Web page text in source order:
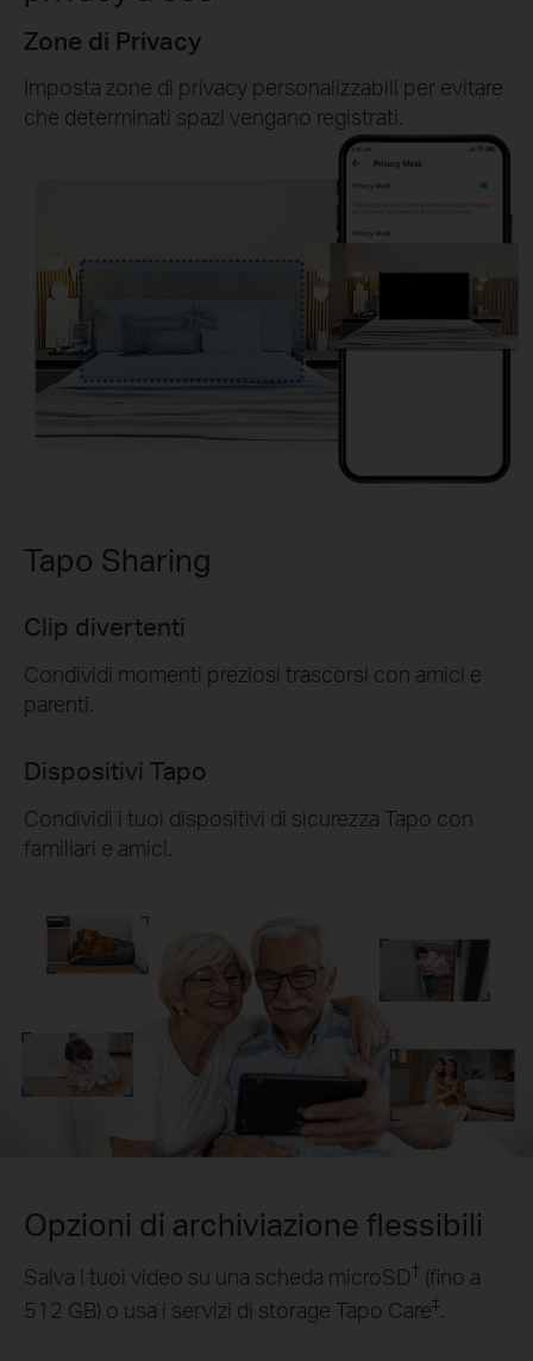
Zone di Privacy
Imposta zone di privacy personalizzabili per evitare
che determinati spazi vengano registrati.
Tapo Sharing
Clip divertenti
Condividi momenti preziosi trascorsi con amici e
parenti.
Dispositivi Tapo
Condividi i tuoi dispositivi di sicurezza Tapo con
familiari e amici.
Opzioni di archiviazione flessibili
Salva i tuoi video su una scheda microSD† (fino a
512 GB) o usa i servizi di storage Tapo Care‡.